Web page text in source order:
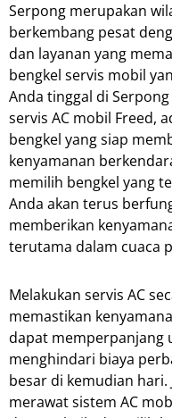
Serpong merupakan
berkembang pesat
dan layanan yang
bengkel servis mobil
Anda tinggal di
servis AC mobil Freed,
bengkel yang siap
kenyamanan
memilih bengkel yang
Anda akan terus
memberikan
terutama dalam cuaca
Melakukan servis AC
memastikan
dapat memperpanjang
menghindari biaya
besar di kemudian hari.
merawat sistem AC